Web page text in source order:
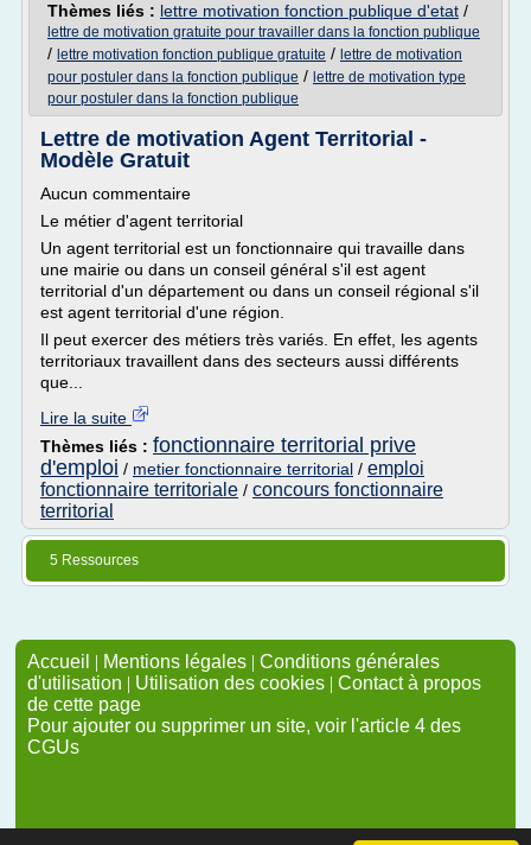
Thèmes liés : lettre motivation fonction publique d'etat /
lettre de motivation gratuite pour travailler dans la fonction publique
/ lettre motivation fonction publique gratuite / lettre de motivation
pour postuler dans la fonction publique / lettre de motivation type
pour postuler dans la fonction publique
Lettre de motivation Agent Territorial -
Modèle Gratuit
Aucun commentaire
Le métier d'agent territorial
Un agent territorial est un fonctionnaire qui travaille dans
une mairie ou dans un conseil général s'il est agent
territorial d'un département ou dans un conseil régional s'il
est agent territorial d'une région.
Il peut exercer des métiers très variés. En effet, les agents
territoriaux travaillent dans des secteurs aussi différents
que...
Lire la suite
Thèmes liés : fonctionnaire territorial prive
d'emploi / metier fonctionnaire territorial / emploi
fonctionnaire territoriale / concours fonctionnaire
territorial
5 Ressources
Accueil | Mentions légales | Conditions générales
d'utilisation | Utilisation des cookies | Contact à propos
de cette page
Pour ajouter ou supprimer un site, voir l'article 4 des
CGUs